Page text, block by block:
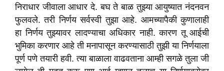
निराधार जीवाला आधार दे. बघ ते बाळ तुझ्या आयुष्यात नंदनवन
फुलवले. तरी निर्णय सर्वस्वी तुझा आहे. आमच्यापैकी कुणालाही
हा निर्णय तुझ्यावर लादण्याचा अधिकार नाही. कारण तू आईची
भुमिका करणार आहे ती मनापासून करण्यासाठी तुझी या निर्णयाला
पूर्ण पणे तयारी हवी. त्या बाळाला वाढवताना आम्ही सगळे तुला जी